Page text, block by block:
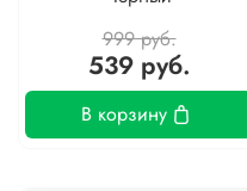
999 руб.
539 руб.
В корзину